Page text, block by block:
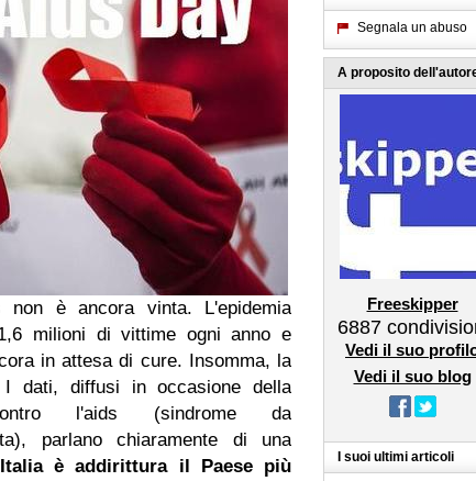
non è ancora vinta. L'epidemia
milioni di vittime ogni anno e
in attesa di cure. Insomma, la
dati, diffusi in occasione della
l'aids (sindrome da
parlano chiaramente di una
è addirittura il Paese più
Segnala un abuso
A proposito
Freeskipper
6887
Vedi il suo
Vedi il suo blog
I suoi ultimi articoli